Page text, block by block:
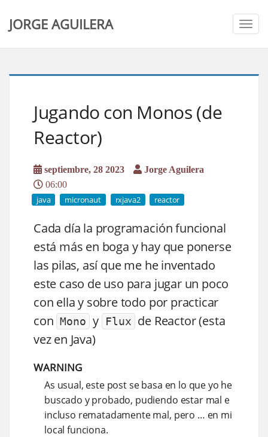
JORGE AGUILERA
Jugando con Monos (de
Reactor)
septiembre, 28 2023
Jorge Aguilera
06:00
java micronaut rxjava2 reactor
Cada día la programación funcional
está más en boga y hay que ponerse
las pilas, así que me he inventado
este caso de uso para jugar un poco
con ella y sobre todo por practicar
con Mono y Flux de Reactor (esta
vez en Java)
WARNING
As usual, este post se basa en lo que yo he
buscado y probado, pudiendo estar mal e
incluso rematadamente mal, pero …​ en mi
local funciona.